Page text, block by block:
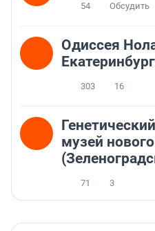
54 Обсудить
Одиссея
303 16
музей
71 3